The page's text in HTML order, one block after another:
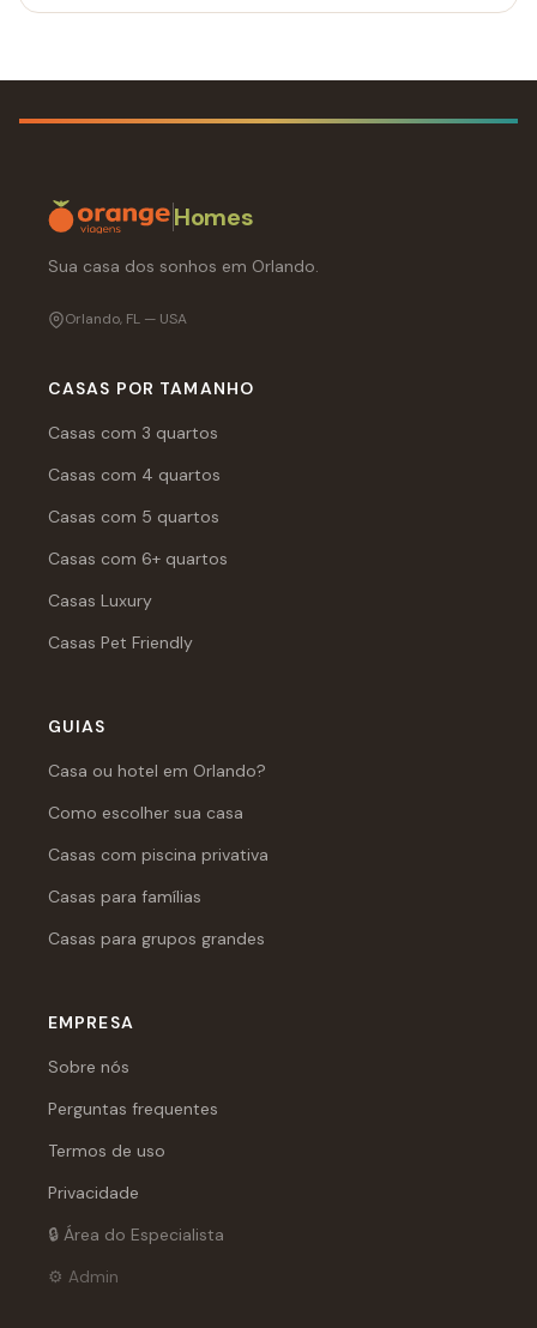
Homes
Sua casa dos sonhos em Orlando.
Orlando, FL — USA
CASAS POR TAMANHO
Casas com 3 quartos
Casas com 4 quartos
Casas com 5 quartos
Casas com 6+ quartos
Casas Luxury
Casas Pet Friendly
GUIAS
Casa ou hotel em Orlando?
Como escolher sua casa
Casas com piscina privativa
Casas para famílias
Casas para grupos grandes
EMPRESA
Sobre nós
Perguntas frequentes
Termos de uso
Privacidade
🔒 Área do Especialista
⚙️ Admin